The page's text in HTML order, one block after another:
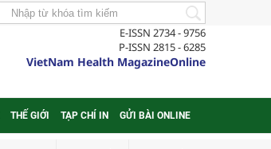
E-ISSN 2734 - 9756
P-ISSN 2815 - 6285
VietNam Health MagazineOnline
THẾ GIỚI TẠP CHÍ IN GỬI BÀI ONLINE